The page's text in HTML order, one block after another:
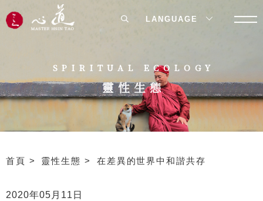
SPIRITUAL ECOLOGY
靈性生態
首頁 靈性生態 在差異的世界中和諧共存
2020年05月11日
LANGUAGE